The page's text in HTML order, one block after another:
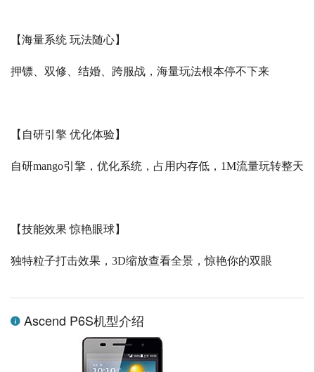
【海量系统 玩法随心】
押镖、双修、结婚、跨服战，海量玩法根本停不下来
【自研引擎 优化体验】
自研mango引擎，优化系统，占用内存低， 1M流量玩转整天
【技能效果 惊艳眼球】
独特粒子打击效果， 3D缩放查看全景，惊艳你的双眼
Ascend P6S机型介绍